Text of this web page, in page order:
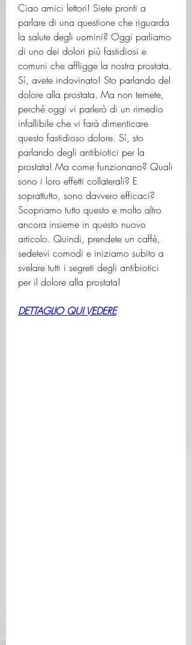
Ciao amici lettori! Siete pronti a
parlare di una questione che riguarda
la salute degli uomini? Oggi parliamo
di uno dei dolori più fastidiosi e
comuni che affligge la nostra prostata.
Sì, avete indovinato! Sto parlando del
dolore alla prostata. Ma non temete,
perché oggi vi parlerò di un rimedio
infallibile che vi farà dimenticare
questo fastidioso dolore. Sì, sto
parlando degli antibiotici per la
prostata! Ma come funzionano? Quali
sono i loro effetti collaterali? E
soprattutto, sono davvero efficaci?
Scopriamo tutto questo e molto altro
ancora insieme in questo nuovo
articolo. Quindi, prendete un caffè,
sedetevi comodi e iniziamo subito a
svelare tutti i segreti degli antibiotici
per il dolore alla prostata!
DETTAGLIO QUI VEDERE